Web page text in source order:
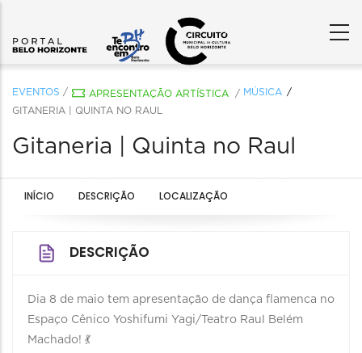
EVENTOS / APRESENTAÇÃO ARTÍSTICA / MÚSICA
GITANERIA | QUINTA NO RAUL
Gitaneria | Quinta no Raul
INÍCIO DESCRIÇÃO LOCALIZAÇÃO
DESCRIÇÃO
Dia 8 de maio tem apresentação de dança flamenca no
Espaço Cênico Yoshifumi Yagi/Teatro Raul Belém
Machado! 💃